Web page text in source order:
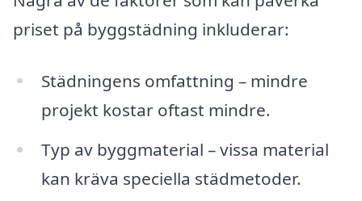
priset på byggstädning inkluderar:
Städningens omfattning – mindre
projekt kostar oftast mindre.
Typ av byggmaterial – vissa material
kan kräva speciella städmetoder.